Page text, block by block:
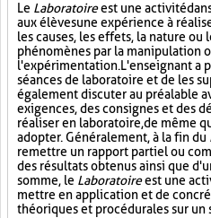
Le Laboratoireest une activité
aux élèves une expérience à
les causes, les effets, la nature
phénomènes par la manipulation
l'expérimentation. L'enseignant a
séances de laboratoire et de les
également discuter au préalable
exigences, des consignes et des
réaliser en laboratoire, de même
adopter. Généralement, à la fin du
remettre un rapport partiel ou
des résultats obtenus ainsi que
somme, le Laboratoireest une
mettre en application et de
théoriques et procédurales sur un